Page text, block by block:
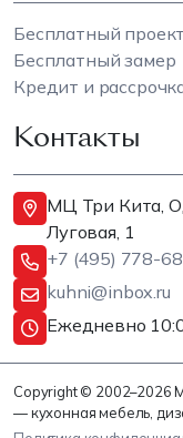
Бесплатный проект
Бесплатный замер
Кредит и
Контакты
МЦ Три Кита,
Луговая, 1
+7 (495) 778-
kuhni@inbox.ru
Ежедневно
Copyright © 2002–2026
— кухонная мебель,